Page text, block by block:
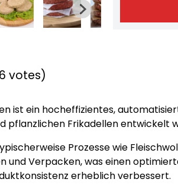
votes)
ist ein hocheffizientes,
pflanzlichen Frikadellen entwickelt
Prozesse wie
und Verpacken, was einen
erheblich verbessert.